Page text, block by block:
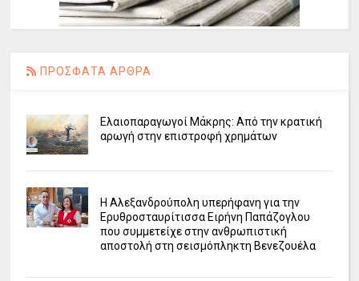
ΠΡΟΣΦΑΤΑ ΑΡΘΡΑ
Ελαιοπαραγωγοί Μάκρης: Από την κρατική
αρωγή στην επιστροφή χρημάτων
Η Αλεξανδρούπολη υπερήφανη για την
Ερυθροσταυρίτισσα Ειρήνη Παπάζογλου
που συμμετείχε στην ανθρωπιστική
αποστολή στη σεισμόπληκτη Βενεζουέλα